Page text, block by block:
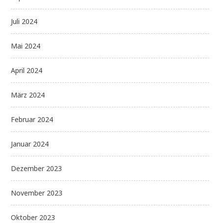
Juli 2024
Mai 2024
April 2024
März 2024
Februar 2024
Januar 2024
Dezember 2023
November 2023
Oktober 2023